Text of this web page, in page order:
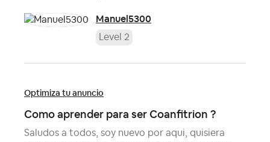
Manuel5300
Level 2
Optimiza tu anuncio
Como aprender para ser Coanfitrion ?
Saludos a todos, soy nuevo por aqui, quisiera